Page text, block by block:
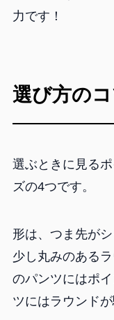
力です！
選び方の
選ぶときに見る
ズの4つです。
形は、つま先が
少し丸みのある
のパンツにはポ
ツにはラウンド